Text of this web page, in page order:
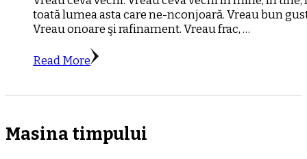
toată lumea asta care ne-nconjoară. Vreau bun
Vreau onoare şi rafinament. Vreau frac, …
Read More
Masina timpului